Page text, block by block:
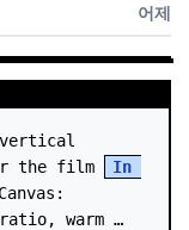
어제
the film
In
warm